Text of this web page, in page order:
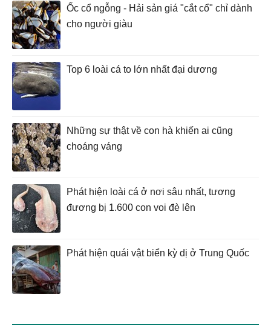
Ốc cổ ngỗng - Hải sản giá "cắt cổ" chỉ dành
cho người giàu
Top 6 loài cá to lớn nhất đại dương
Những sự thật về con hà khiến ai cũng
choáng váng
Phát hiện loài cá ở nơi sâu nhất, tương
đương bị 1.600 con voi đè lên
Phát hiện quái vật biển kỳ dị ở Trung Quốc